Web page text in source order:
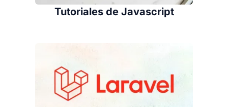
Tutoriales de Javascript